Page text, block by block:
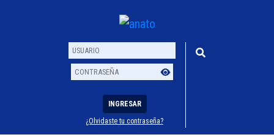
Usuario
Contraseña
INGRESAR
¿Olvidaste tu contraseña?